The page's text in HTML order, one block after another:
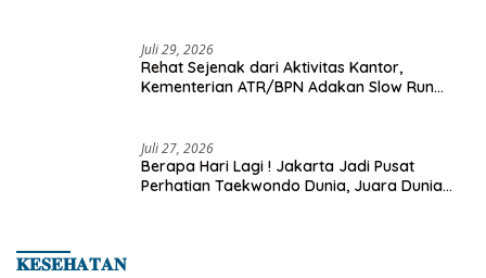
Juli 29, 2026
Rehat Sejenak dari Aktivitas Kantor,
Kementerian ATR/BPN Adakan Slow Run
Juli 27, 2026
Berapa Hari Lagi ! Jakarta Jadi Pusat
Perhatian Taekwondo Dunia, Juara Dunia
𝐊𝐄𝐒𝐄𝐇𝐀𝐓𝐀𝐍